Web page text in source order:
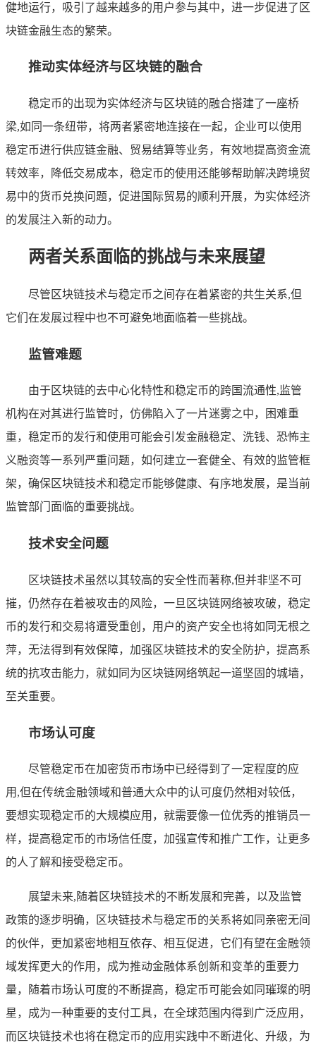
健地运行，吸引了越来越多的用户参与其中，进一步促进了区
块链金融生态的繁荣。
推动实体经济与区块链的融合
稳定币的出现为实体经济与区块链的融合搭建了一座桥
梁,如同一条纽带，将两者紧密地连接在一起，企业可以使用
稳定币进行供应链金融、贸易结算等业务，有效地提高资金流
转效率，降低交易成本，稳定币的使用还能够帮助解决跨境贸
易中的货币兑换问题，促进国际贸易的顺利开展，为实体经济
的发展注入新的动力。
两者关系面临的挑战与未来展望
尽管区块链技术与稳定币之间存在着紧密的共生关系,但
它们在发展过程中也不可避免地面临着一些挑战。
监管难题
由于区块链的去中心化特性和稳定币的跨国流通性,监管
机构在对其进行监管时，仿佛陷入了一片迷雾之中，困难重
重，稳定币的发行和使用可能会引发金融稳定、洗钱、恐怖主
义融资等一系列严重问题，如何建立一套健全、有效的监管框
架，确保区块链技术和稳定币能够健康、有序地发展，是当前
监管部门面临的重要挑战。
技术安全问题
区块链技术虽然以其较高的安全性而著称,但并非坚不可
摧，仍然存在着被攻击的风险，一旦区块链网络被攻破，稳定
币的发行和交易将遭受重创，用户的资产安全也将如同无根之
萍，无法得到有效保障，加强区块链技术的安全防护，提高系
统的抗攻击能力，就如同为区块链网络筑起一道坚固的城墙，
至关重要。
市场认可度
尽管稳定币在加密货币市场中已经得到了一定程度的应
用,但在传统金融领域和普通大众中的认可度仍然相对较低，
要想实现稳定币的大规模应用，就需要像一位优秀的推销员一
样，提高稳定币的市场信任度，加强宣传和推广工作，让更多
的人了解和接受稳定币。
展望未来,随着区块链技术的不断发展和完善，以及监管
政策的逐步明确，区块链技术与稳定币的关系将如同亲密无间
的伙伴，更加紧密地相互依存、相互促进，它们有望在金融领
域发挥更大的作用，成为推动金融体系创新和变革的重要力
量，随着市场认可度的不断提高，稳定币可能会如同璀璨的明
星，成为一种重要的支付工具，在全球范围内得到广泛应用，
而区块链技术也将在稳定币的应用实践中不断进化、升级，为